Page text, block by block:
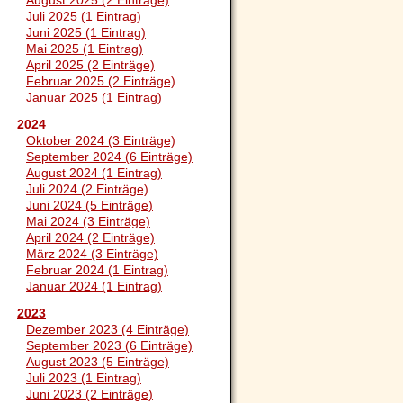
Juli 2025 (1 Eintrag)
Juni 2025 (1 Eintrag)
Mai 2025 (1 Eintrag)
April 2025 (2 Einträge)
Februar 2025 (2 Einträge)
Januar 2025 (1 Eintrag)
2024
Oktober 2024 (3 Einträge)
September 2024 (6 Einträge)
August 2024 (1 Eintrag)
Juli 2024 (2 Einträge)
Juni 2024 (5 Einträge)
Mai 2024 (3 Einträge)
April 2024 (2 Einträge)
März 2024 (3 Einträge)
Februar 2024 (1 Eintrag)
Januar 2024 (1 Eintrag)
2023
Dezember 2023 (4 Einträge)
September 2023 (6 Einträge)
August 2023 (5 Einträge)
Juli 2023 (1 Eintrag)
Juni 2023 (2 Einträge)